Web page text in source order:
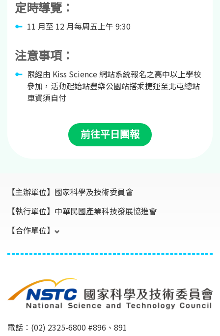
定時導覽：
11 月至 12 月每周五上午 9:30
注意事項：
限經由 Kiss Science 網站系統報名之高中以上學校
參加，活動起始站豐樂公園站搭乘捷運至北屯總站
車資須自付
前往平日團報
【主辦單位】 國家科學及技術委員會
【執行單位】 中華民國產業科技發展協進會
【合作單位】
電話：(02) 2325-6800 #896、891